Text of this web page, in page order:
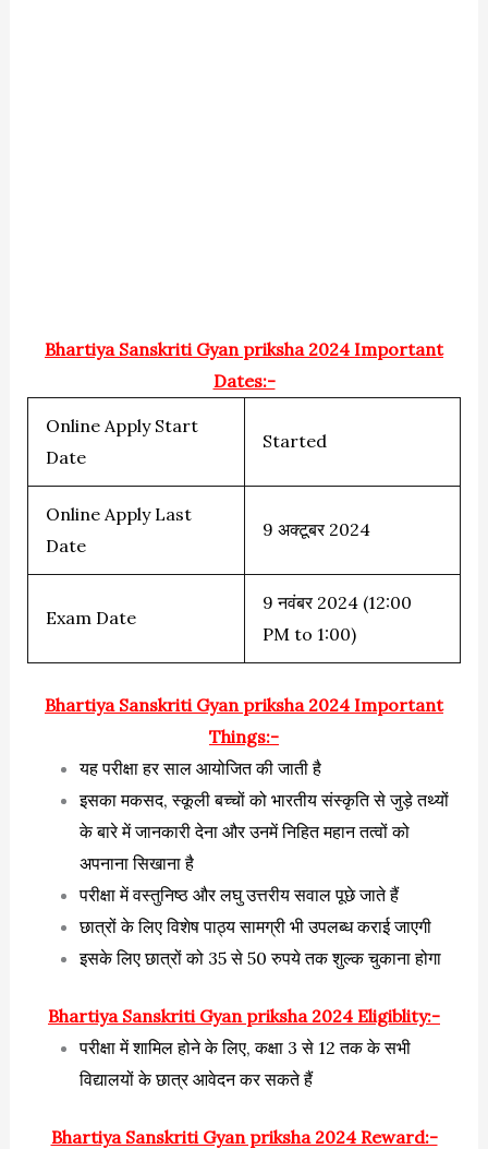
Bhartiya Sanskriti Gyan priksha 2024 Important
Dates:-
Online Apply Start
Date
Started
Online Apply Last
Date
9 अक्टूबर 2024
Exam Date
9 नवंबर 2024 (12:00
PM to 1:00)
Bhartiya Sanskriti Gyan priksha 2024 Important
Things:-
यह परीक्षा हर साल आयोजित की जाती है
इसका मकसद, स्कूली बच्चों को भारतीय संस्कृति से जुड़े तथ्यों
के बारे में जानकारी देना और उनमें निहित महान तत्वों को
अपनाना सिखाना है
परीक्षा में वस्तुनिष्ठ और लघु उत्तरीय सवाल पूछे जाते हैं
छात्रों के लिए विशेष पाठ्य सामग्री भी उपलब्ध कराई जाएगी
इसके लिए छात्रों को 35 से 50 रुपये तक शुल्क चुकाना होगा
Bhartiya Sanskriti Gyan priksha 2024 Eligiblity:-
परीक्षा में शामिल होने के लिए, कक्षा 3 से 12 तक के सभी
विद्यालयों के छात्र आवेदन कर सकते हैं
Bhartiya Sanskriti Gyan priksha 2024 Reward:-